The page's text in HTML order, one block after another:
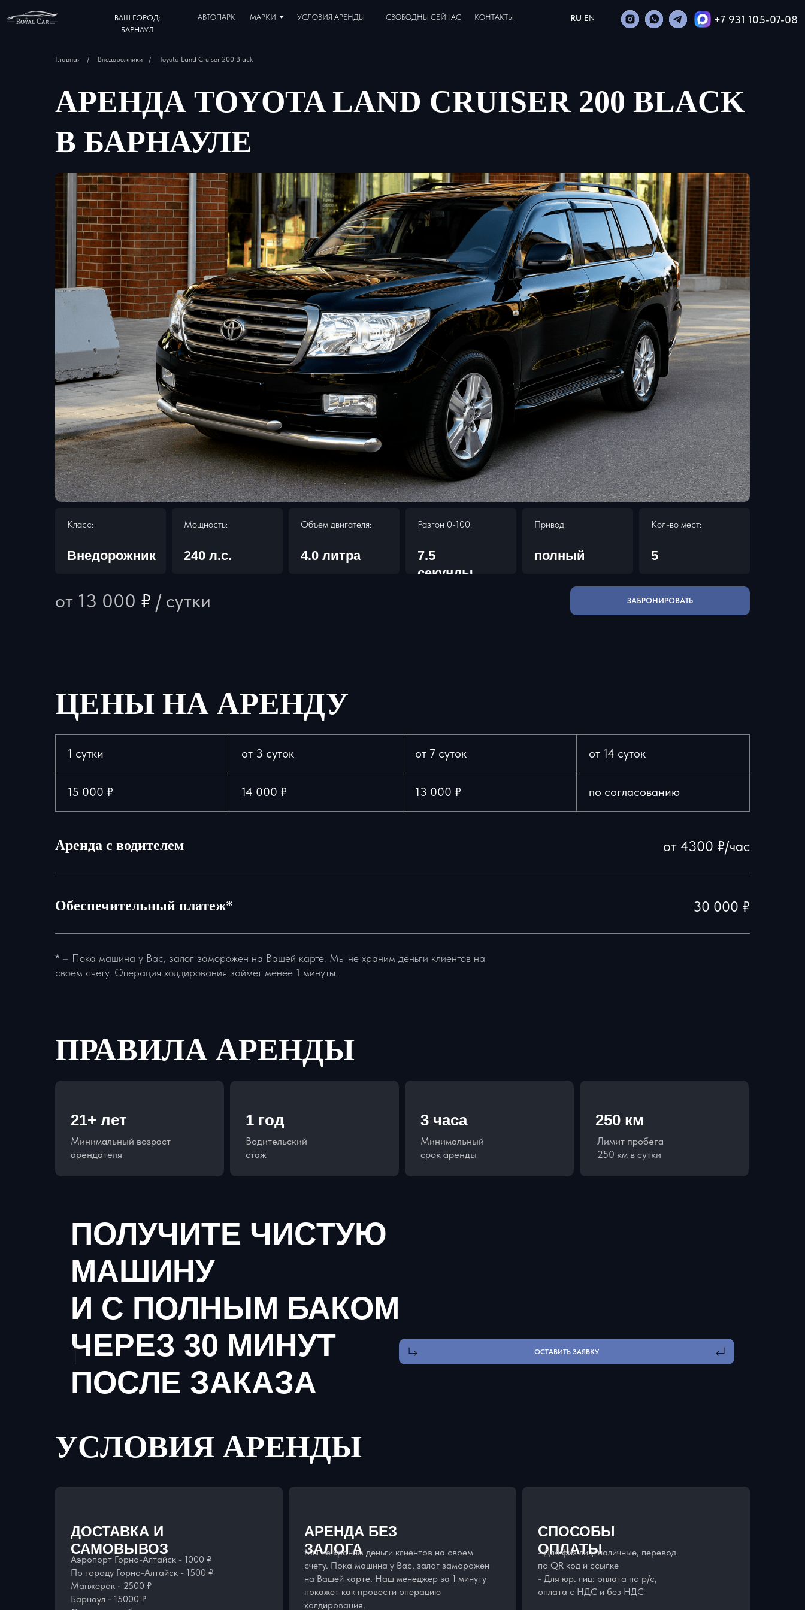
АВТОПАРК МАРКИ +7 931 105-07-08
УСЛОВИЯ АРЕНДЫ RU EN
ВАШ ГОРОД:
БАРНАУЛ
СВОБОДНЫ СЕЙЧАС КОНТАКТЫ
Главная / Внедорожники / Toyota Land Cruiser 200 Black
АРЕНДА TOYOTA LAND CRUISER 200 BLACK
В БАРНАУЛЕ
Класс:
Внедорожник
Привод:
полный
Мощность:
240 л.с.
Кол-во мест:
5
Объем двигателя:
4.0 литра
Разгон 0-100:
7.5
секунды
от 13 000 ₽ / сутки ЗАБРОНИРОВАТЬ
ЦЕНЫ НА АРЕНДУ
1 сутки от 3 суток от 7 суток от 14 суток
15 000 ₽ 14 000 ₽ 13 000 ₽ по согласованию
Аренда с водителем от 4300 ₽/час
Обеспечительный платеж* 30 000 ₽
* – Пока машина у Вас, залог заморожен на Вашей карте. Мы не храним деньги клиентов на
своем счету. Операция холдирования займет менее 1 минуты.
ПРАВИЛА АРЕНДЫ
3 часа
Минимальный
срок аренды
21+ лет
Минимальный возраст
арендателя
1 год
Водительский
стаж
250 км
Лимит пробега
250 км в сутки
ПОЛУЧИТЕ ЧИСТУЮ
МАШИНУ
И С ПОЛНЫМ БАКОМ
ЧЕРЕЗ 30 МИНУТ
ПОСЛЕ ЗАКАЗА
ОСТАВИТЬ ЗАЯВКУ
УСЛОВИЯ АРЕНДЫ
ДОСТАВКА И
САМОВЫВОЗ
Аэропорт Горно-Алтайск - 1000 ₽
По городу Горно-Алтайск - 1500 ₽
Манжерок - 2500 ₽
Барнаул - 15000 ₽
АРЕНДА БЕЗ
ЗАЛОГА
Мы не храним деньги клиентов на своем
счету. Пока машина у Вас, залог заморожен
на Вашей карте. Наш менеджер за 1 минуту
покажет как провести операцию
холдирования.
СПОСОБЫ
ОПЛАТЫ
- Для физ лиц: наличные, перевод
по QR код и ссылке
- Для юр. лиц: оплата по р/с,
оплата с НДС и без НДС